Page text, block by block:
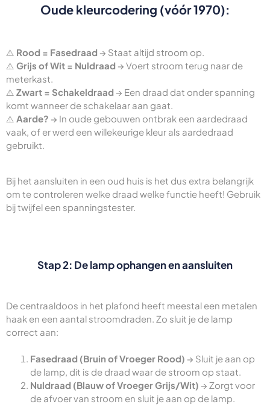
Oude kleurcodering (vóór 1970):
⚠️ Rood = Fasedraad → Staat altijd stroom op.
⚠️ Grijs of Wit = Nuldraad → Voert stroom terug naar de
meterkast.
⚠️ Zwart = Schakeldraad → Een draad dat onder spanning
komt wanneer de schakelaar aan gaat.
⚠️ Aarde? → In oude gebouwen ontbrak een aardedraad
vaak, of er werd een willekeurige kleur als aardedraad
gebruikt.
Bij het aansluiten in een oud huis is het dus extra belangrijk
om te controleren welke draad welke functie heeft! Gebruik
bij twijfel een spanningstester.
Stap 2: De lamp ophangen en aansluiten
De centraaldoos in het plafond heeft meestal een metalen
haak en een aantal stroomdraden. Zo sluit je de lamp
correct aan:
Fasedraad (Bruin of Vroeger Rood) → Sluit je aan op
de lamp, dit is de draad waar de stroom op staat.
Nuldraad (Blauw of Vroeger Grijs/Wit) → Zorgt voor
de afvoer van stroom en sluit je aan op de lamp.